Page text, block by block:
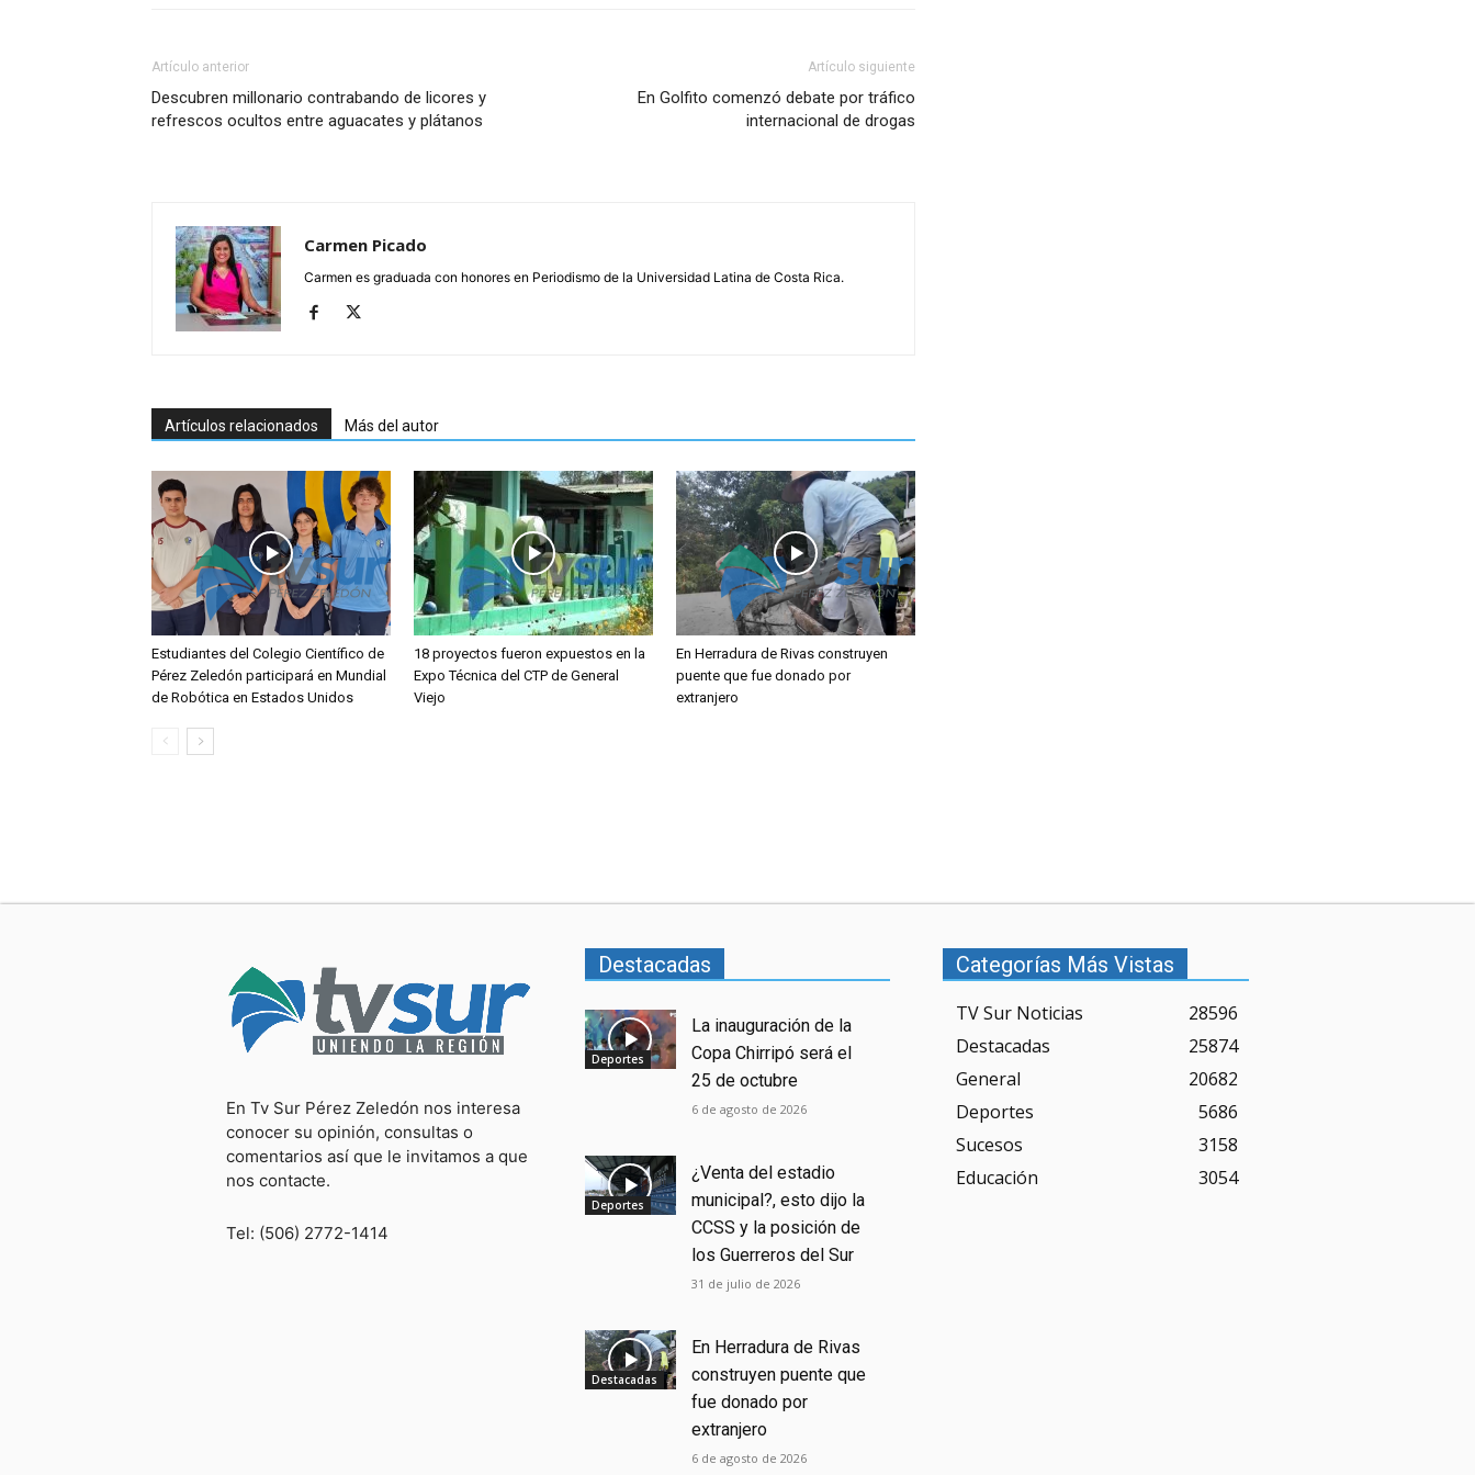
Artículo anterior
Descubren millonario contrabando de licores y
refrescos ocultos entre aguacates y plátanos
Artículo siguiente
En Golfito comenzó debate por tráfico
internacional de drogas
Carmen Picado
Carmen es graduada con honores en Periodismo de la Universidad Latina de Costa Rica.
Artículos relacionados Más del autor
Estudiantes del Colegio Científico de
Pérez Zeledón participará en Mundial
de Robótica en Estados Unidos
18 proyectos fueron expuestos en la
Expo Técnica del CTP de General
Viejo
En Herradura de Rivas construyen
puente que fue donado por
extranjero
En Tv Sur Pérez Zeledón nos interesa
conocer su opinión, consultas o
comentarios así que le invitamos a que
nos contacte.
Tel: (506) 2772-1414
Destacadas
Deportes
La inauguración de la
Copa Chirripó será el
25 de octubre
6 de agosto de 2026
Deportes
¿Venta del estadio
municipal?, esto dijo la
CCSS y la posición de
los Guerreros del Sur
31 de julio de 2026
Destacadas
En Herradura de Rivas
construyen puente que
fue donado por
extranjero
6 de agosto de 2026
Categorías Más Vistas
TV Sur Noticias
28596
Destacadas
25874
General
20682
Deportes
5686
Sucesos
3158
Educación
3054